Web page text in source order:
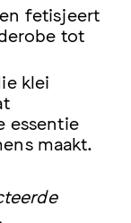
fetisjeert
tot
klei
essentie
maakt.